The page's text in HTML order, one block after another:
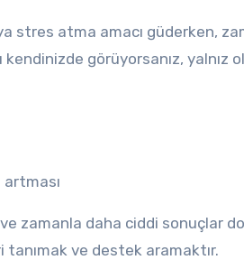
stres atma amacı güderken,
görüyorsanız, yalnız
artması
ve zamanla daha ciddi sonuçlar
ve destek aramaktır.